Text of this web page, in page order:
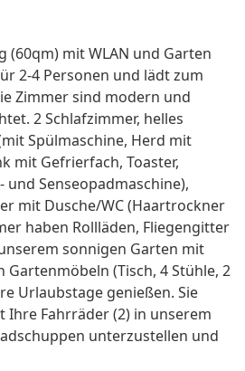
(60qm) mit WLAN und Garten
2-4 Personen und lädt zum
Zimmer sind modern und
2 Schlafzimmer, helles
Spülmaschine, Herd mit
mit Gefrierfach, Toaster,
und Senseopadmaschine),
mit Dusche/WC (Haartrockner
haben Rollläden, Fliegengitter
sonnigen Garten mit
Gartenmöbeln (Tisch, 4 Stühle, 2
Urlaubstage genießen. Sie
Ihre Fahrräder (2) in unserem
unterzustellen und